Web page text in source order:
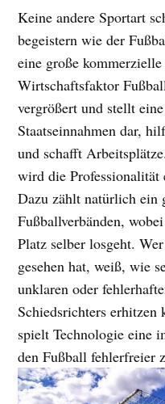
Keine andere Sportart
begeistern wie der
eine große
Wirtschaftsfaktor
vergrößert und stellt
Staatseinnahmen dar,
und schafft
wird die
Dazu zählt natürlich ein
Fußballverbänden,
Platz selber losgeht.
gesehen hat, weiß, wie
unklaren oder
Schiedsrichters erhitzen
spielt Technologie eine
den Fußball fehlerfreier